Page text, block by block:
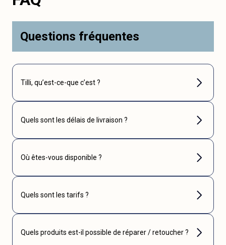
Questions fréquentes
Tilli, qu’est-ce-que c’est ?
Quels sont les délais de livraison ?
Où êtes-vous disponible ?
Quels sont les tarifs ?
Quels produits est-il possible de réparer / retoucher ?